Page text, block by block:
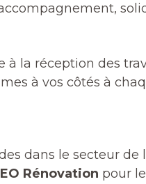
la réception des
à vos côtés à
dans le secteur
Rénovation pour